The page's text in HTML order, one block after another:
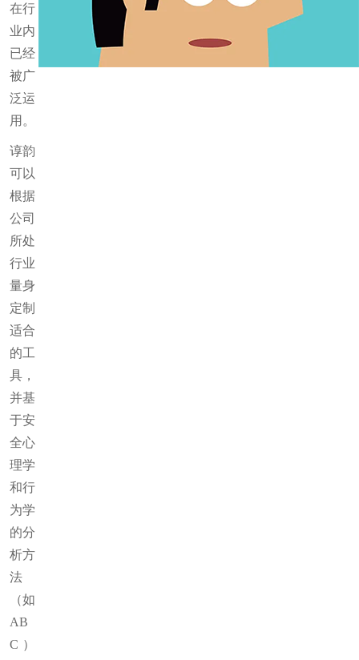
资产完整性管理
过程安全能力评估和人才培养
过程安全绩效指标
在行
业内
已经
被广
泛运
用。
谆韵
可以
根据
公司
所处
行业
量身
定制
适合
的工
具，
并基
于安
全心
理学
和行
为学
的分
析方
法
（如
AB
C）